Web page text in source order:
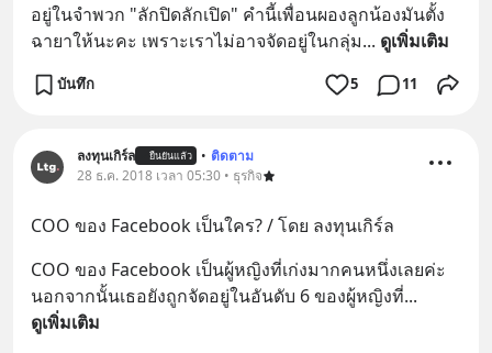
อยู่ในจำพวก "ลักปิดลักเปิด" คำนี้เพื่อนผองลูกน้องมันตั้ง
ฉายาให้นะคะ เพราะเราไม่อาจจัดอยู่ในกลุ่ม... ดูเพิ่มเติม
บันทึก 5 11
ลงทุนเกิร์ล ยืนยันแล้ว • ติดตาม
28 ธ.ค. 2018 เวลา 05:30 • ธุรกิจ
COO ของ Facebook เป็นใคร? / โดย ลงทุนเกิร์ล
COO ของ Facebook เป็นผู้หญิงที่เก่งมากคนหนึ่งเลยค่ะ
นอกจากนั้นเธอยังถูกจัดอยู่ในอันดับ 6 ของผู้หญิงที่...
ดูเพิ่มเติม